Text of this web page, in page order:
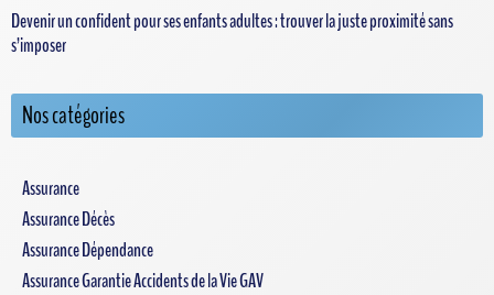
Devenir un confident pour ses enfants adultes : trouver la juste proximité sans
s’imposer
Nos catégories
Assurance
Assurance Décès
Assurance Dépendance
Assurance Garantie Accidents de la Vie GAV